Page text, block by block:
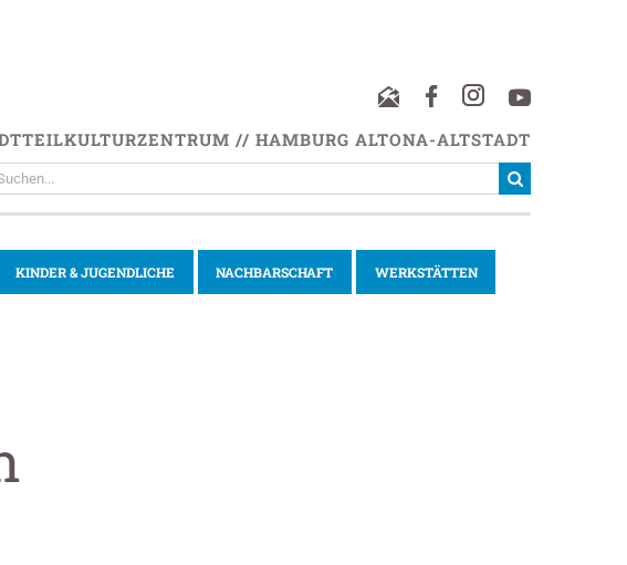
// HAMBURG ALTONA-ALTSTADT
KINDER & JUGENDLICHE NACHBARSCHAFT WERKSTÄTTEN